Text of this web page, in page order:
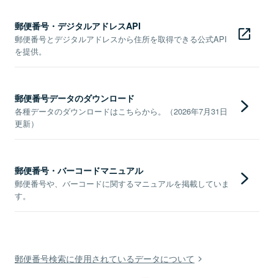
郵便番号・デジタルアドレスAPI
郵便番号とデジタルアドレスから住所を取得できる公式API
を提供。
郵便番号データのダウンロード
各種データのダウンロードはこちらから。（2026年7月31日
更新）
郵便番号・バーコードマニュアル
郵便番号や、バーコードに関するマニュアルを掲載していま
す。
郵便番号検索に使用されているデータについて